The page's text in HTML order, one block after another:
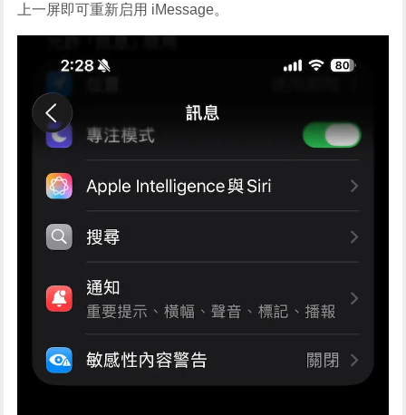
上一屏即可重新启用 iMessage。